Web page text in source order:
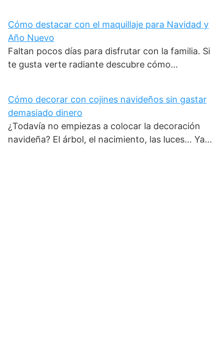
Cómo destacar con el maquillaje para Navidad y
Año Nuevo
Faltan pocos días para disfrutar con la familia. Si
te gusta verte radiante descubre cómo…
Cómo decorar con cojines navideños sin gastar
demasiado dinero
¿Todavía no empiezas a colocar la decoración
navideña? El árbol, el nacimiento, las luces… Ya…